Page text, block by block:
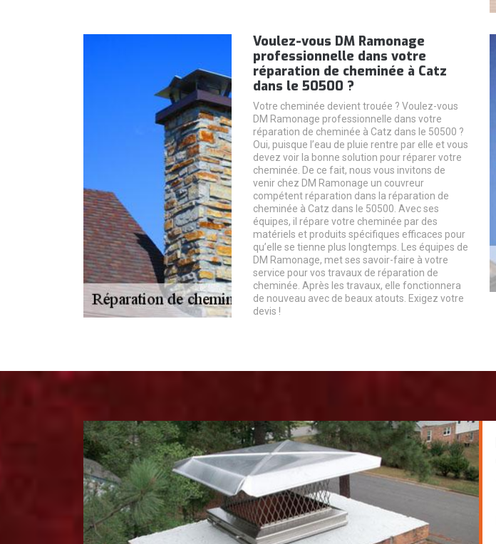
Voulez-vous DM Ramonage
professionnelle dans votre
réparation de cheminée à Catz
dans le 50500 ?
Votre cheminée devient trouée ? Voulez-vous
DM Ramonage professionnelle dans votre
réparation de cheminée à Catz dans le 50500 ?
Oui, puisque l’eau de pluie rentre par elle et vous
devez voir la bonne solution pour réparer votre
cheminée. De ce fait, nous vous invitons de
venir chez DM Ramonage un couvreur
compétent réparation dans la réparation de
cheminée à Catz dans le 50500. Avec ses
équipes, il répare votre cheminée par des
matériels et produits spécifiques efficaces pour
qu’elle se tienne plus longtemps. Les équipes de
DM Ramonage, met ses savoir-faire à votre
service pour vos travaux de réparation de
cheminée. Après les travaux, elle fonctionnera
de nouveau avec de beaux atouts. Exigez votre
devis !